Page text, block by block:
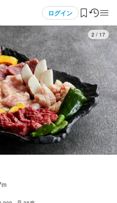
ログイン
料会員登録
3 / 17
ャー
給 給与手渡しOK
日払いOK
フト制・残業あり(月平均20
募画面へ進む